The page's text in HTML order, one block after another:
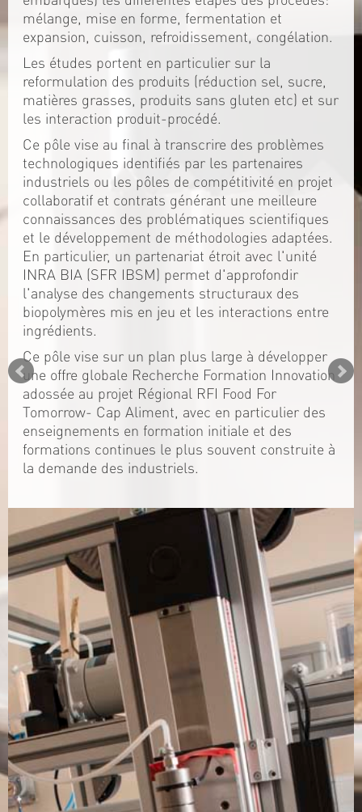
mélange, mise en forme, fermentation et
expansion, cuisson, refroidissement, congélation.
Les études portent en particulier sur la
reformulation des produits (réduction sel, sucre,
matières grasses, produits sans gluten etc) et sur
les interaction produit-procédé.
Ce pôle vise au final à transcrire des problèmes
technologiques identifiés par les partenaires
industriels ou les pôles de compétitivité en projet
collaboratif et contrats générant une meilleure
connaissances des problématiques scientifiques
et le développement de méthodologies adaptées.
En particulier, un partenariat étroit avec l'unité
INRA BIA (SFR IBSM) permet d'approfondir
l'analyse des changements structuraux des
biopolymères mis en jeu et les interactions entre
ingrédients.
Ce pôle vise sur un plan plus large à développer
une offre globale Recherche Formation Innovation
adossée au projet Régional RFI Food For
Tomorrow- Cap Aliment, avec en particulier des
enseignements en formation initiale et des
formations continues le plus souvent construite à
la demande des industriels.